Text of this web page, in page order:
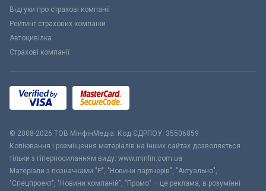
Відгуки про страхові компанії
Рейтинг страхових компаній
Автоцивілка
Страхові компанії
© 2008-2026 ТОВ МiнфiнМедiа. Код ЄДРПОУ: 35506859
Копіювання і розміщення матеріалів на інших сайтах дозволяється
тільки з гіперпосиланням виду: www.minfin.com.ua
Матеріали з позначками "Р", "Новини партнерів", "Актуально",
"Спецпроект", "Новини компаній", "Промо" – це реклама, в розумінні